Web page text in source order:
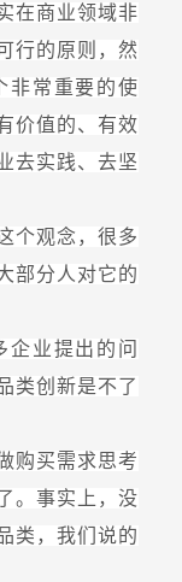
在商业领域非
行的原则，然
非常重要的使
价值的、有效
去实践、去坚
个观念，很多
部分人对它的
业提出的问
类创新是不了
购买需求思考
。事实上，没
类，我们说的